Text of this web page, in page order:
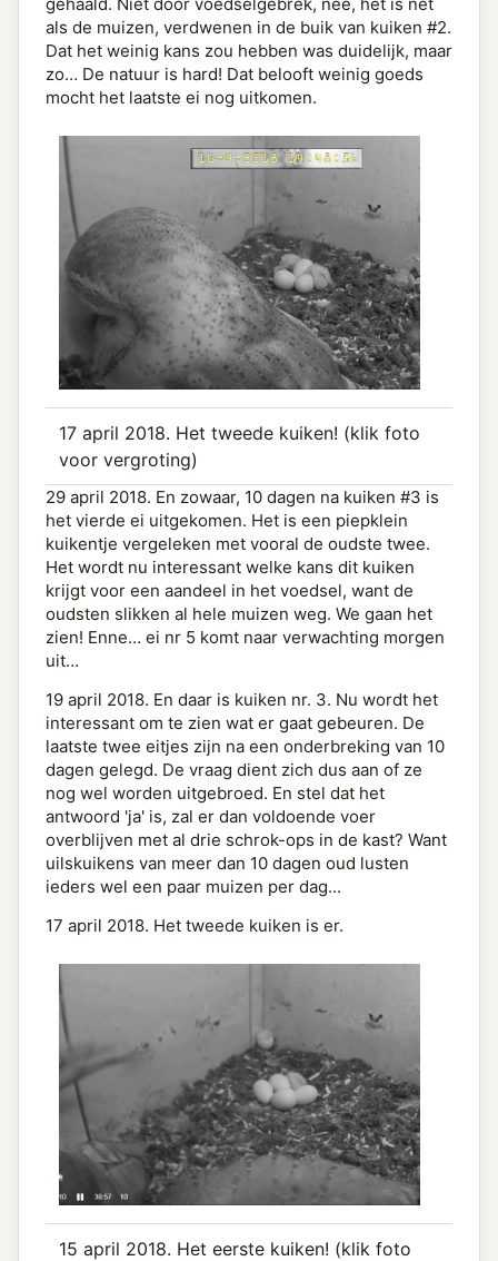
als de muizen, verdwenen in de buik van kuiken #2.
Dat het weinig kans zou hebben was duidelijk, maar
zo… De natuur is hard! Dat belooft weinig goeds
mocht het laatste ei nog uitkomen.
17 april 2018. Het tweede kuiken! (klik foto
voor vergroting)
29 april 2018. En zowaar, 10 dagen na kuiken #3 is
het vierde ei uitgekomen. Het is een piepklein
kuikentje vergeleken met vooral de oudste twee.
Het wordt nu interessant welke kans dit kuiken
krijgt voor een aandeel in het voedsel, want de
oudsten slikken al hele muizen weg. We gaan het
zien! Enne… ei nr 5 komt naar verwachting morgen
uit…
19 april 2018. En daar is kuiken nr. 3. Nu wordt het
interessant om te zien wat er gaat gebeuren. De
laatste twee eitjes zijn na een onderbreking van 10
dagen gelegd. De vraag dient zich dus aan of ze
nog wel worden uitgebroed. En stel dat het
antwoord 'ja' is, zal er dan voldoende voer
overblijven met al drie schrok-ops in de kast? Want
uilskuikens van meer dan 10 dagen oud lusten
ieders wel een paar muizen per dag...
17 april 2018. Het tweede kuiken is er.
15 april 2018. Het eerste kuiken! (klik foto